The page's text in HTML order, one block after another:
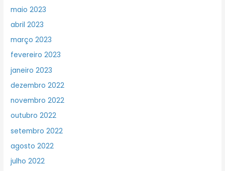
maio 2023
abril 2023
março 2023
fevereiro 2023
janeiro 2023
dezembro 2022
novembro 2022
outubro 2022
setembro 2022
agosto 2022
julho 2022